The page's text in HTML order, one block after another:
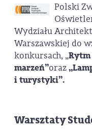
Polski
Wydziału
Warszawskiej do
konkursach, „Rytm
marzeń”oraz
i turystyki”.
Warsztaty